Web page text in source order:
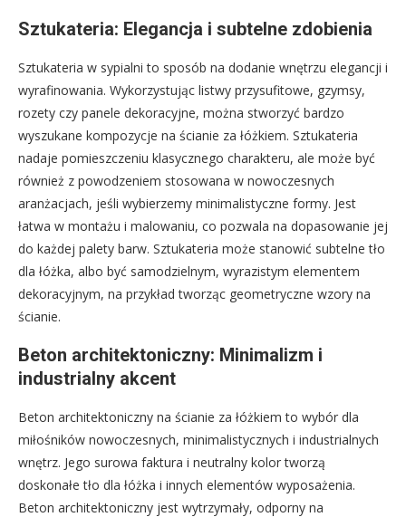
Sztukateria: Elegancja i subtelne zdobienia
Sztukateria w sypialni to sposób na dodanie wnętrzu elegancji i
wyrafinowania. Wykorzystując listwy przysufitowe, gzymsy,
rozety czy panele dekoracyjne, można stworzyć bardzo
wyszukane kompozycje na ścianie za łóżkiem. Sztukateria
nadaje pomieszczeniu klasycznego charakteru, ale może być
również z powodzeniem stosowana w nowoczesnych
aranżacjach, jeśli wybierzemy minimalistyczne formy. Jest
łatwa w montażu i malowaniu, co pozwala na dopasowanie jej
do każdej palety barw. Sztukateria może stanowić subtelne tło
dla łóżka, albo być samodzielnym, wyrazistym elementem
dekoracyjnym, na przykład tworząc geometryczne wzory na
ścianie.
Beton architektoniczny: Minimalizm i
industrialny akcent
Beton architektoniczny na ścianie za łóżkiem to wybór dla
miłośników nowoczesnych, minimalistycznych i industrialnych
wnętrz. Jego surowa faktura i neutralny kolor tworzą
doskonałe tło dla łóżka i innych elementów wyposażenia.
Beton architektoniczny jest wytrzymały, odporny na